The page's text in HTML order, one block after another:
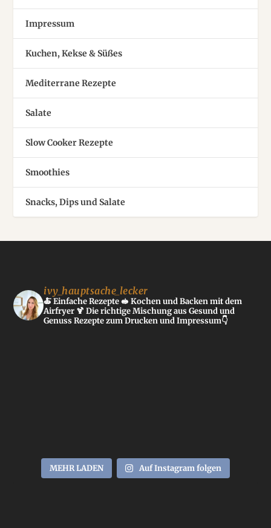
Impressum
Kuchen, Kekse & Süßes
Mediterrane Rezepte
Salate
Slow Cooker Rezepte
Smoothies
Snacks, Dips und Salate
ivy_hauptsache_lecker
🍝 Einfache Rezepte🥪 Kochen und Backen mit dem
Airfryer 🍹 Die richtige Mischung aus Gesund und
GenussRezepte zum Drucken und Impressum👇
MEHR LADEN Auf Instagram folgen